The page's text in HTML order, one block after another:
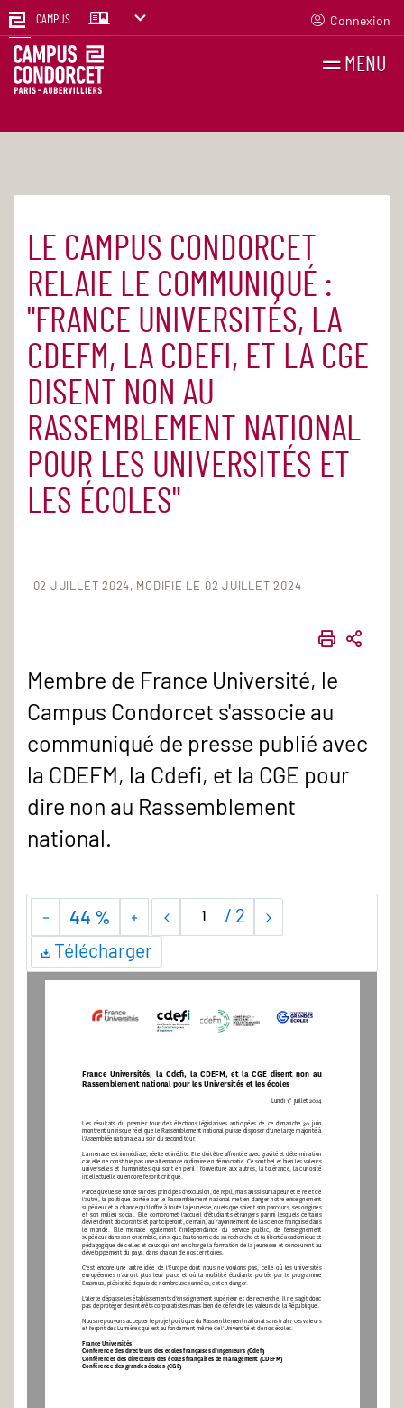
CAMPUS Connexion
MENU
Accueil Actualités
LE CAMPUS CONDORCET
RELAIE LE COMMUNIQUÉ :
"FRANCE UNIVERSITÉS, LA
CDEFM, LA CDEFI, ET LA CGE
DISENT NON AU
RASSEMBLEMENT NATIONAL
POUR LES UNIVERSITÉS ET
LES ÉCOLES"
02 JUILLET 2024 MODIFIÉ LE 02 JUILLET 2024
Membre de France Université, le
Campus Condorcet s'associe au
communiqué de presse publié avec
la CDEFM, la Cdefi, et la CGE pour
dire non au Rassemblement
national.
44 % / 2
Télécharger
France Universités, la CdeÞ , la CDEFM, et la CGE disent non au
Rassemblement national pour les Universités et les écoles
Lundi 1er juillet 2024
Les  résultats  du  premier  tour  des  élections  législatives  anticipées  de  ce  dimanche  30  juin
montrent un risque réel que le Rassemblement national puisse disposer d’une large majorité à
l’Assemblée nationale au soir du second tour.
La menace est immédiate, réelle et inédite. Elle doit être aЮrontée avec gravité et détermination
car elle ne constitue pas une alternance ordinaire en démocratie. Ce sont bel et bien les valeurs
universelles et humanistes qui sont en péril : l’ouverture aux autres, la tolérance, la curiosité
intellectuelle ou encore l’esprit critique.
Parce qu’elle se fonde sur des principes d’exclusion, de repli, mais aussi sur la peur et le rejet de
l’autre, la politique portée par le Rassemblement national met en danger notre enseignement
supérieur et la chance qu’il oЮre à toute la jeunesse, quels que soient son parcours, ses origines
et  son  milieu  social.  Elle  compromet  l’accueil  d’étudiants  étrangers  parmi  lesquels  certains
deviendront doctorants et participeront, demain, au rayonnement de la science française dans
le  monde.  Elle  menace  également  l’indépendance  du  service  public,  de  l’enseignement
supérieur dans son ensemble, ainsi que l’autonomie de sa recherche et la liberté académique et
pédagogique de celles et ceux qui ont en charge la formation de la jeunesse et concourent au
développement du pays, dans chacun de nos territoires.
C’est  encore  une  autre  idée  de  l’Europe  dont  nous  ne  voulons  pas,  celle  où  les  universités
européennes  n’auront  plus  leur  place  et  où  la  mobilité  étudiante  portée  par  le  programme
Erasmus, plébiscité depuis de nombreuses années, est en danger.
L’alerte dépasse les établissements d’enseignement supérieur et de recherche. Il ne s’agit donc
pas de protéger des intérêts corporatistes mais bien de défendre les valeurs de la République.
Nous ne pouvons accepter le projet politique du Rassemblement national sans trahir ces valeurs
et l’esprit des Lumières qui est au fondement même de l’Université et de nos écoles.
France Universités
Conférence des directeurs des écoles françaises d’ingénieurs (CdeÞ)
Conférences des directeurs des écoles françaises de management (CDEFM)
Conférence des grandes écoles (CGE)